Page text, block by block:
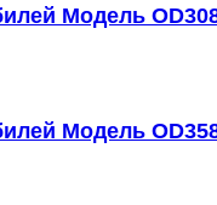
Модель
Модель